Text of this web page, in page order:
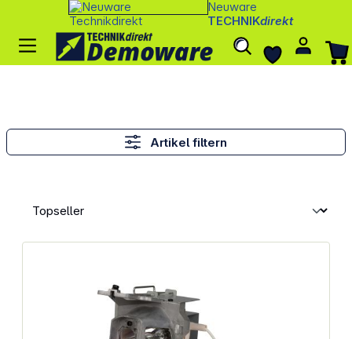
Neuware
TECHNIKdirekt
Artikel filtern